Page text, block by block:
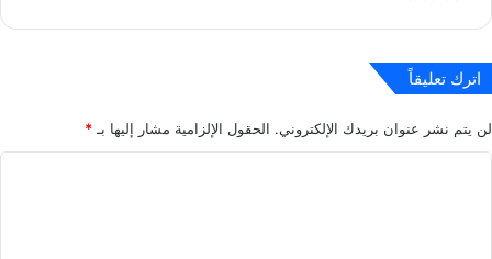
اترك تعليقاً
لن يتم نشر عنوان بريدك الإلكتروني. الحقول الإلزامية مشار إليها بـ *